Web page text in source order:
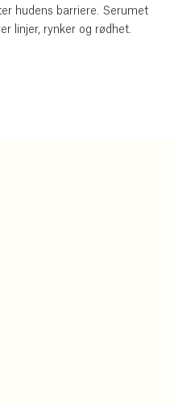
hudens barriere. Serumet
linjer, rynker og rødhet.